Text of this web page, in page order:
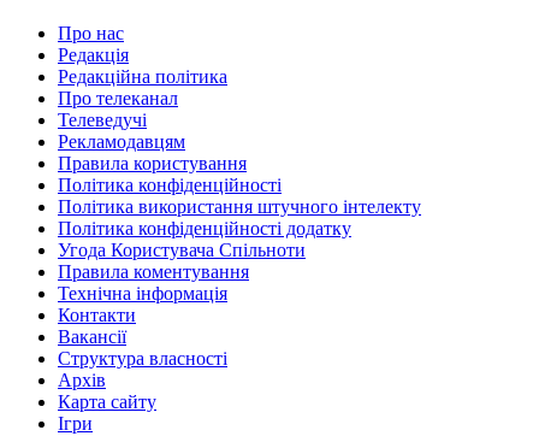
Про нас
Редакція
Редакційна політика
Про телеканал
Телеведучі
Рекламодавцям
Правила користування
Політика конфіденційності
Політика використання штучного інтелекту
Політика конфіденційності додатку
Угода Користувача Спільноти
Правила коментування
Технічна інформація
Контакти
Вакансії
Структура власності
Архів
Карта сайту
Ігри